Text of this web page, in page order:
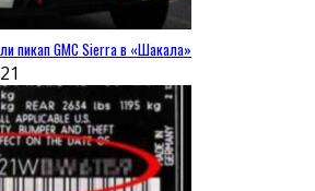
пикап GMC Sierra в «Шакала»